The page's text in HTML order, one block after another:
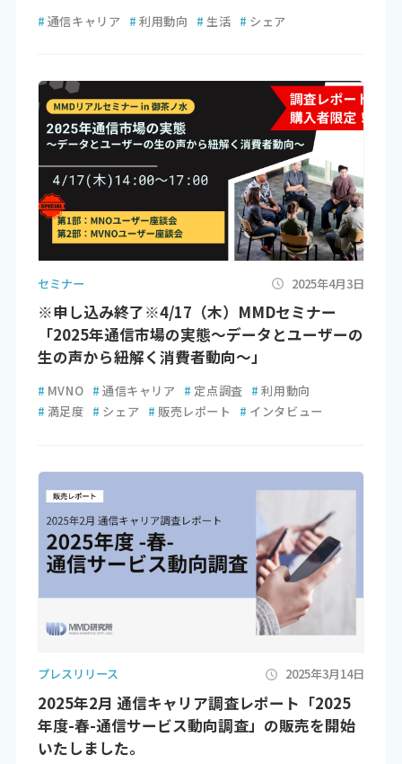
# 通信キャリア # 利用動向 # 生活 # シェア
セミナー 2025年4月3日
※申し込み終了※4/17（木）MMDセミナー
「2025年通信市場の実態～データとユーザーの
生の声から紐解く消費者動向～」
# MVNO # 通信キャリア # 定点調査 # 利用動向
# 満足度 # シェア # 販売レポート # インタビュー
プレスリリース 2025年3月14日
2025年2月 通信キャリア調査レポート「2025
年度-春-通信サービス動向調査」の販売を開始
いたしました。